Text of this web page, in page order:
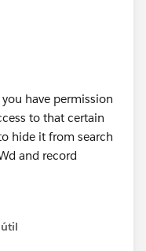
have permission
to that certain
hide it from search
and record